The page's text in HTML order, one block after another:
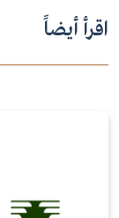
اقرأ أيضاً